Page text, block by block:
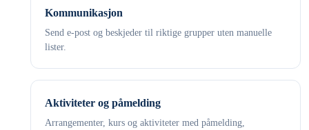
Kommunikasjon
Send e-post og beskjeder til riktige grupper uten manuelle
lister.
Aktiviteter og påmelding
Arrangementer, kurs og aktiviteter med påmelding,